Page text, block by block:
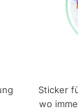
Sticker
wo